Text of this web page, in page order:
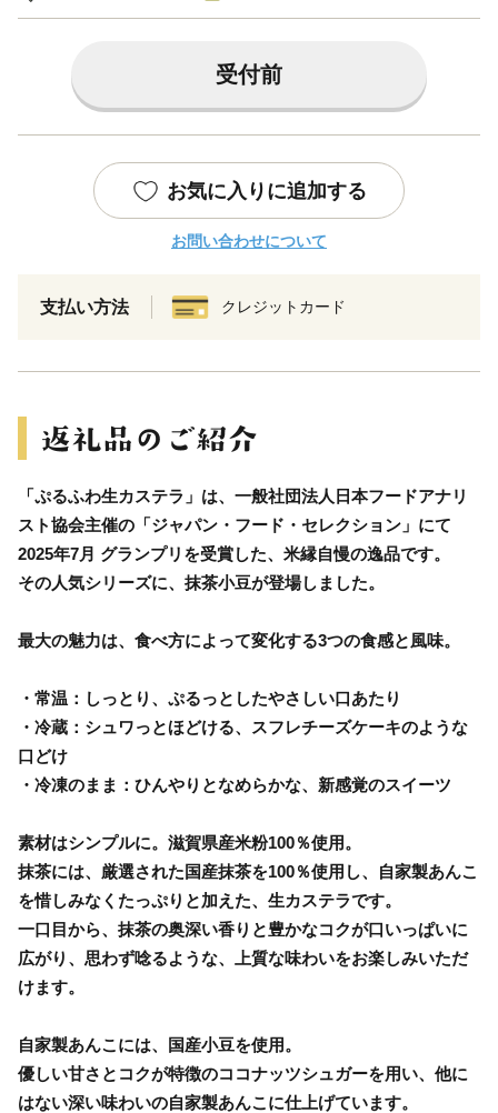
受付前
お気に入りに追加する
お問い合わせについて
支払い方法 クレジットカード
「ぷるふわ生カステラ」は、一般社団法人日本フードアナリ
スト協会主催の「ジャパン・フード・セレクション」にて
2025年7月 グランプリを受賞した、米縁自慢の逸品です。
その人気シリーズに、抹茶小豆が登場しました。
最大の魅力は、食べ方によって変化する3つの食感と風味。
・常温：しっとり、ぷるっとしたやさしい口あたり
・冷蔵：シュワっとほどける、スフレチーズケーキのような
口どけ
・冷凍のまま：ひんやりとなめらかな、新感覚のスイーツ
素材はシンプルに。滋賀県産米粉100％使用。
抹茶には、厳選された国産抹茶を100％使用し、自家製あんこ
を惜しみなくたっぷりと加えた、生カステラです。
一口目から、抹茶の奥深い香りと豊かなコクが口いっぱいに
広がり、思わず唸るような、上質な味わいをお楽しみいただ
けます。
自家製あんこには、国産小豆を使用。
優しい甘さとコクが特徴のココナッツシュガーを用い、他に
はない深い味わいの自家製あんこに仕上げています。